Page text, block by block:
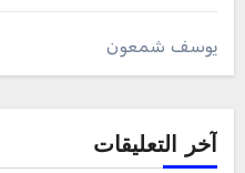
يوسف شمعون
آخر التعليقات